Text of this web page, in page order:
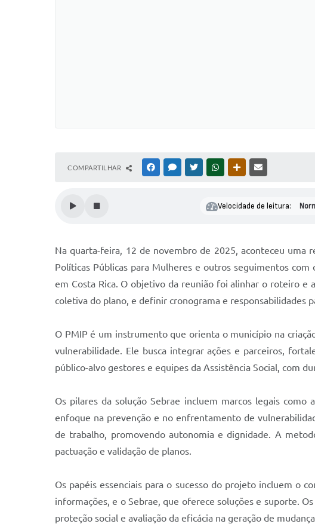
COMPARTILHAR FACEBOOKMESSENGER
TWITTERWHATSAPPOUTRAS MÍDIAS
Velocidade de leitura:
Na quarta-feira, 12 de novembro de 2025, aconteceu uma
Políticas Públicas para Mulheres e outros seguimentos
em Costa Rica. O objetivo da reunião foi alinhar o roteiro e
coletiva do plano, e definir cronograma e responsabilidades
O PMIP é um instrumento que orienta o município na
vulnerabilidade. Ele busca integrar ações e parceiros,
público-alvo gestores e equipes da Assistência Social, com
Os pilares da solução Sebrae incluem marcos legais como
enfoque na prevenção e no enfrentamento de
de trabalho, promovendo autonomia e dignidade. A
pactuação e validação de planos.
Os papéis essenciais para o sucesso do projeto incluem o
informações, e o Sebrae, que oferece soluções e suporte.
proteção social e avaliação da eficácia na geração de